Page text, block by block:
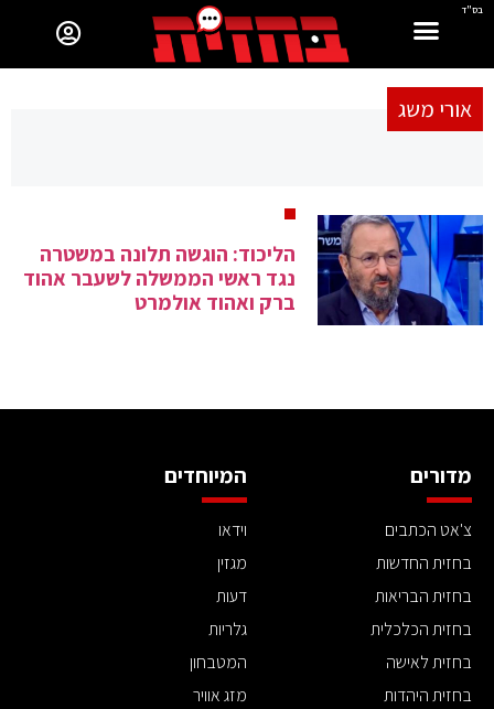
בס"ד
אורי משג
הליכוד: הוגשה תלונה במשטרה
נגד ראשי הממשלה לשעבר אהוד
ברק ואהוד אולמרט
מדורים
צ'אט הכתבים
בחזית החדשות
בחזית הבריאות
בחזית הכלכלית
בחזית לאישה
בחזית היהדות
המיוחדים
וידאו
מגזין
דעות
גלריות
המטבחון
מזג אוויר